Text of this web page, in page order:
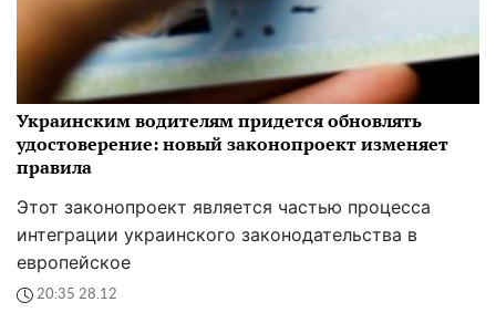
Украинским водителям придется обновлять
удостоверение: новый законопроект изменяет
правила
Этот законопроект является частью процесса
интеграции украинского законодательства в
европейское
20:35 28.12